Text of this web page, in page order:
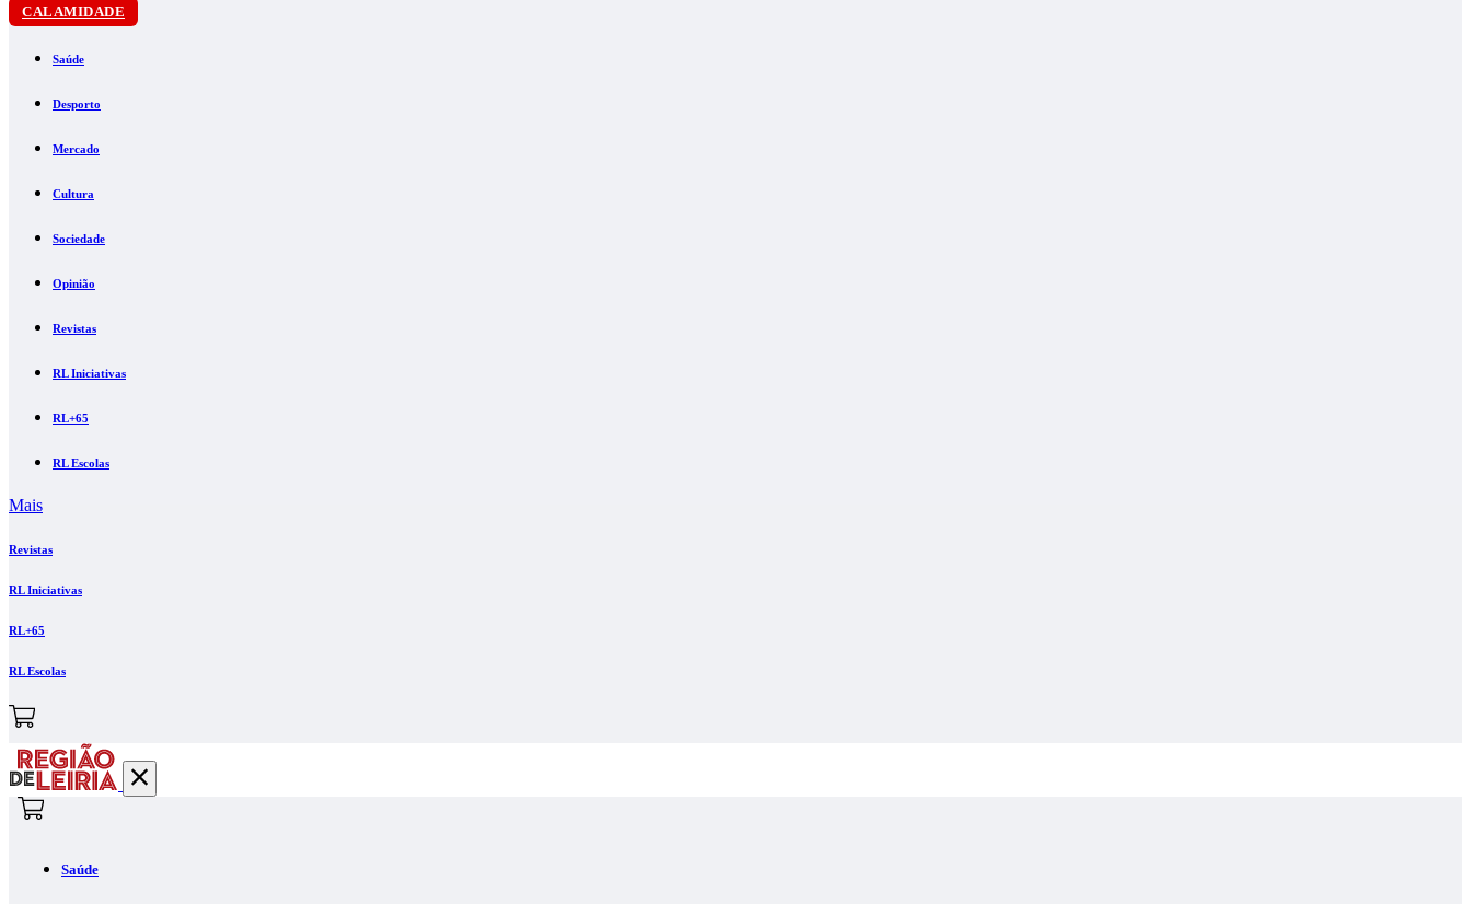
CALAMIDADE
Saúde
Desporto
Mercado
Cultura
Sociedade
Opinião
Revistas
RL Iniciativas
RL+65
RL Escolas
Mais
Revistas
RL Iniciativas
RL+65
RL Escolas
Saúde